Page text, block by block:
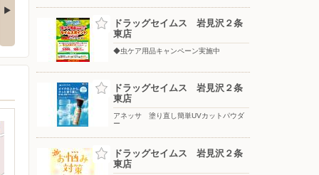
象の虫ケア用品どれでも1
のお会計で2点以上…
ドラッグセイムス 岩見沢２条
東店
◆虫ケア用品キャンペーン実施中
ドラッグセイムス 岩見沢２条
東店
アネッサ 塗り直し簡単UVカットパウダ
ー
ドラッグセイムス 岩見沢２条
東店